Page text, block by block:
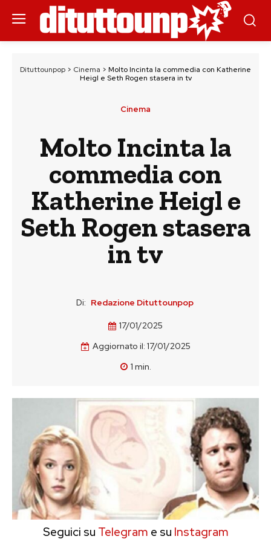
Dituttounpop > Cinema > Molto Incinta la commedia con Katherine
Heigl e Seth Rogen stasera in tv
Cinema
Molto Incinta la
commedia con
Katherine Heigl e
Seth Rogen stasera
in tv
Di: Redazione Dituttounpop
17/01/2025
Aggiornato il: 17/01/2025
1 min.
Seguici su Telegram e su Instagram